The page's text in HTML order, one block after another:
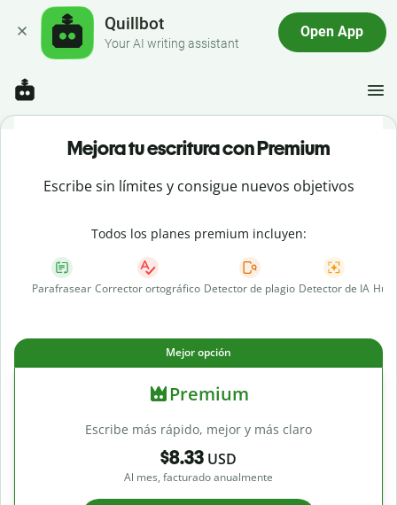
Quillbot
Your AI writing assistant
Open App
Mejora tu escritura con Premium
Escribe sin límites y consigue nuevos objetivos
Todos los planes premium incluyen:
Parafrasear Corrector ortográfico Detector de plagio Detector de IA
Mejor opción
Premium
Escribe más rápido, mejor y más claro
$8.33 USD
Al mes, facturado anualmente